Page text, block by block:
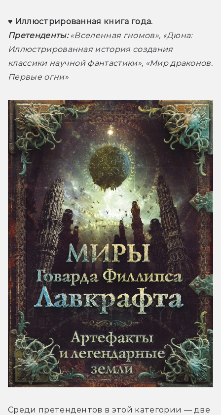
Претенденты: «Вселенная гномов», «Дюна:
Иллюстрированная история создания
классики научной фантастики», «Мир драконов.
Первые огни»
Среди претендентов в этой категории — две